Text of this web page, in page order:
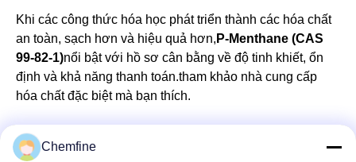
Khi các công thức hóa học phát triển thành các hóa chất
an toàn, sạch hơn và hiệu quả hơn, P-Menthane (CAS
99-82-1)nổi bật với hồ sơ cân bằng về độ tinh khiết, ổn
định và khả năng thanh toán.tham khảo nhà cung cấp
hóa chất đặc biệt mà bạn thích.
Chemfine